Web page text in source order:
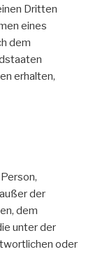
Dritten
eines
dem
erhalten,
der
dem
unter der
oder